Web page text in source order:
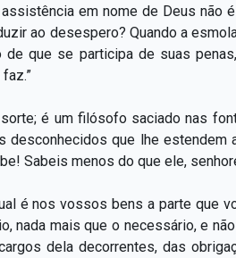
em nome de Deus não
ao desespero? Quando a
que se participa de suas
é um filósofo saciado nas
que lhe estendem
Sabeis menos do que ele,
é nos vossos bens a parte que
nada mais que o necessário, e
dela decorrentes, das